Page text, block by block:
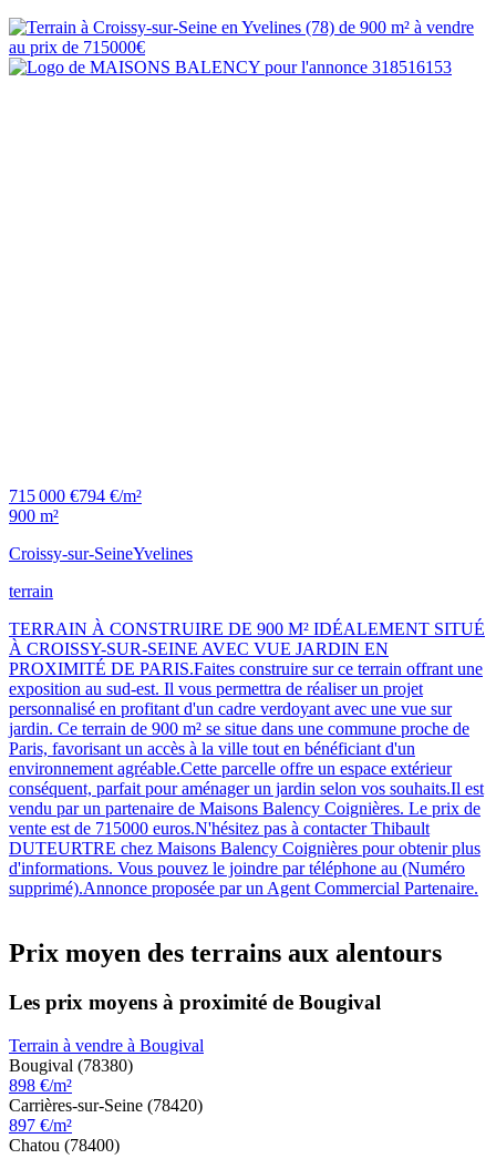
715 000 €794 €/m²
900 m²
Croissy-sur-SeineYvelines
terrain
TERRAIN À CONSTRUIRE DE 900 M² IDÉALEMENT SITUÉ
À CROISSY-SUR-SEINE AVEC VUE JARDIN EN
PROXIMITÉ DE PARIS.Faites construire sur ce terrain offrant une
exposition au sud-est. Il vous permettra de réaliser un projet
personnalisé en profitant d'un cadre verdoyant avec une vue sur
jardin. Ce terrain de 900 m² se situe dans une commune proche de
Paris, favorisant un accès à la ville tout en bénéficiant d'un
environnement agréable.Cette parcelle offre un espace extérieur
conséquent, parfait pour aménager un jardin selon vos souhaits.Il est
vendu par un partenaire de Maisons Balency Coignières. Le prix de
vente est de 715000 euros.N'hésitez pas à contacter Thibault
DUTEURTRE chez Maisons Balency Coignières pour obtenir plus
d'informations. Vous pouvez le joindre par téléphone au (Numéro
supprimé).Annonce proposée par un Agent Commercial Partenaire.
Prix moyen des terrains aux alentours
Les prix moyens à proximité de Bougival
Terrain à vendre à Bougival
Bougival (78380)
898 €/m²
Carrières-sur-Seine (78420)
897 €/m²
Chatou (78400)